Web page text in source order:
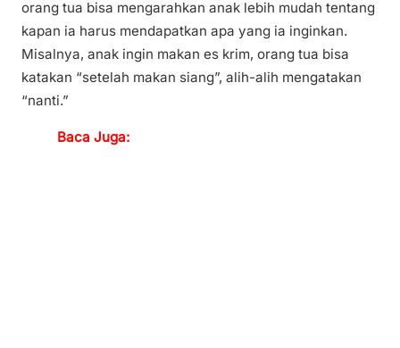
orang tua bisa mengarahkan anak lebih mudah tentang
kapan ia harus mendapatkan apa yang ia inginkan.
Misalnya, anak ingin makan es krim, orang tua bisa
katakan “setelah makan siang”, alih-alih mengatakan
“nanti.”
Baca Juga: